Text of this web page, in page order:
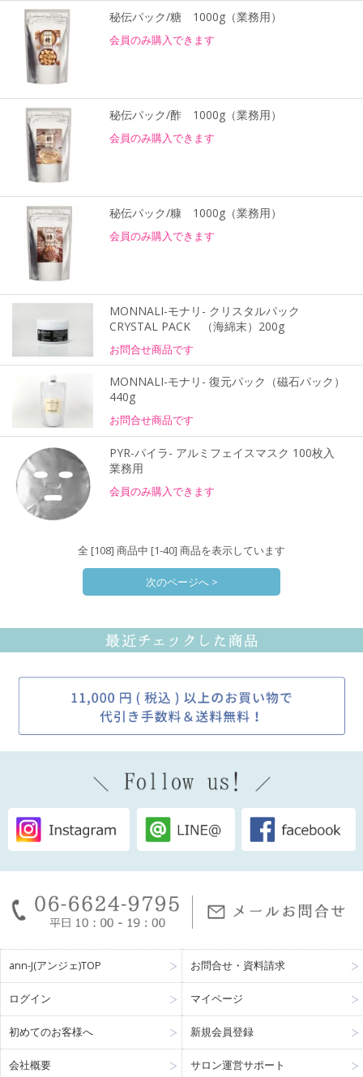
秘伝パック/糖 1000g（業務用）
会員のみ購入できます
秘伝パック/酢 1000g（業務用）
会員のみ購入できます
秘伝パック/糠 1000g（業務用）
会員のみ購入できます
MONNALI-モナリ- クリスタルパック
CRYSTAL PACK （海綿末）200g
お問合せ商品です
MONNALI-モナリ- 復元パック（磁石パック）
440g
お問合せ商品です
PYR-パイラ- アルミフェイスマスク 100枚入
業務用
会員のみ購入できます
全 [108] 商品中 [1-40] 商品を表示しています
次のページへ >
ann-J(アンジェ)TOP お問合せ・資料請求
ログイン マイページ
初めてのお客様へ 新規会員登録
会社概要 サロン運営サポート